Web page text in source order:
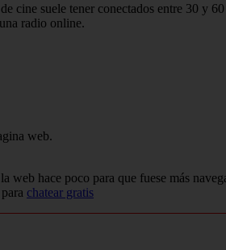
cine suele tener conectados entre 30 y
radio online.
web.
web hace poco para que fuese más
chatear gratis